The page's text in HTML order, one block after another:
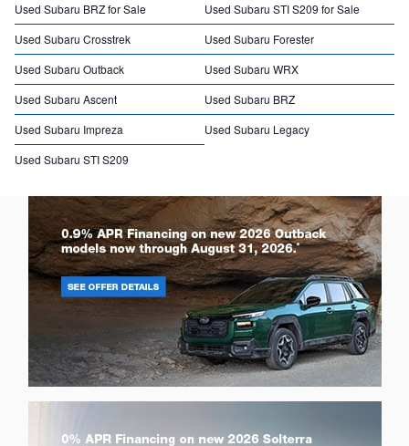
Used Subaru BRZ for Sale
Used Subaru STI S209 for Sale
Used Subaru Crosstrek
Used Subaru Forester
Used Subaru Outback
Used Subaru WRX
Used Subaru Ascent
Used Subaru BRZ
Used Subaru Impreza
Used Subaru Legacy
Used Subaru STI S209